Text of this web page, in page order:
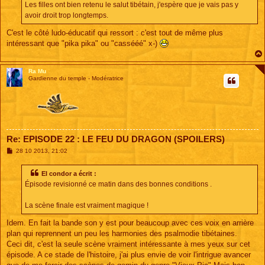
Les filles ont bien retenu le salut tibétain, j'espère que je vais pas y
avoir droit trop longtemps.
C'est le côté ludo-éducatif qui ressort : c'est tout de même plus
intéressant que "pika pika" ou "cassééé" x-)
Ra Mu
Gardienne du temple - Modératrice
Re: EPISODE 22 : LE FEU DU DRAGON (SPOILERS)
M28 10 2013, 21:02
El condor a écrit :
Épisode revisionné ce matin dans des bonnes conditions .
La scène finale est vraiment magique !
Idem. En fait la bande son y est pour beaucoup avec ces voix en arrière
plan qui reprennent un peu les harmonies des psalmodie tibétaines.
Ceci dit, c'est la seule scène vraiment intéressante à mes yeux sur cet
épisode. A ce stade de l'histoire, j'ai plus envie de voir l'intrigue avancer